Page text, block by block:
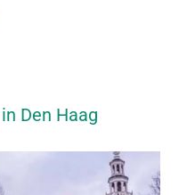
Den Haag